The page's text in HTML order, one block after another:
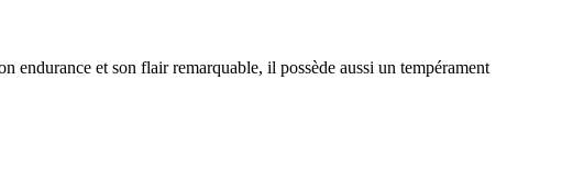
endurance et son flair remarquable, il possède aussi un tempérament